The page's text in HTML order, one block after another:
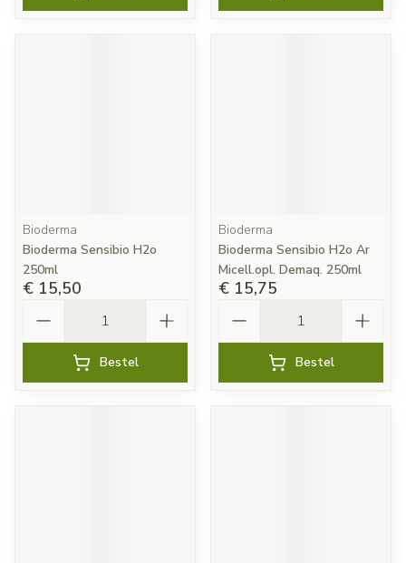
Bioderma
Bioderma Sensibio H2o
250ml
€ 15,50
Bestel
Bioderma
Bioderma Sensibio H2o Ar
Micell.opl. Demaq. 250ml
€ 15,75
Bestel